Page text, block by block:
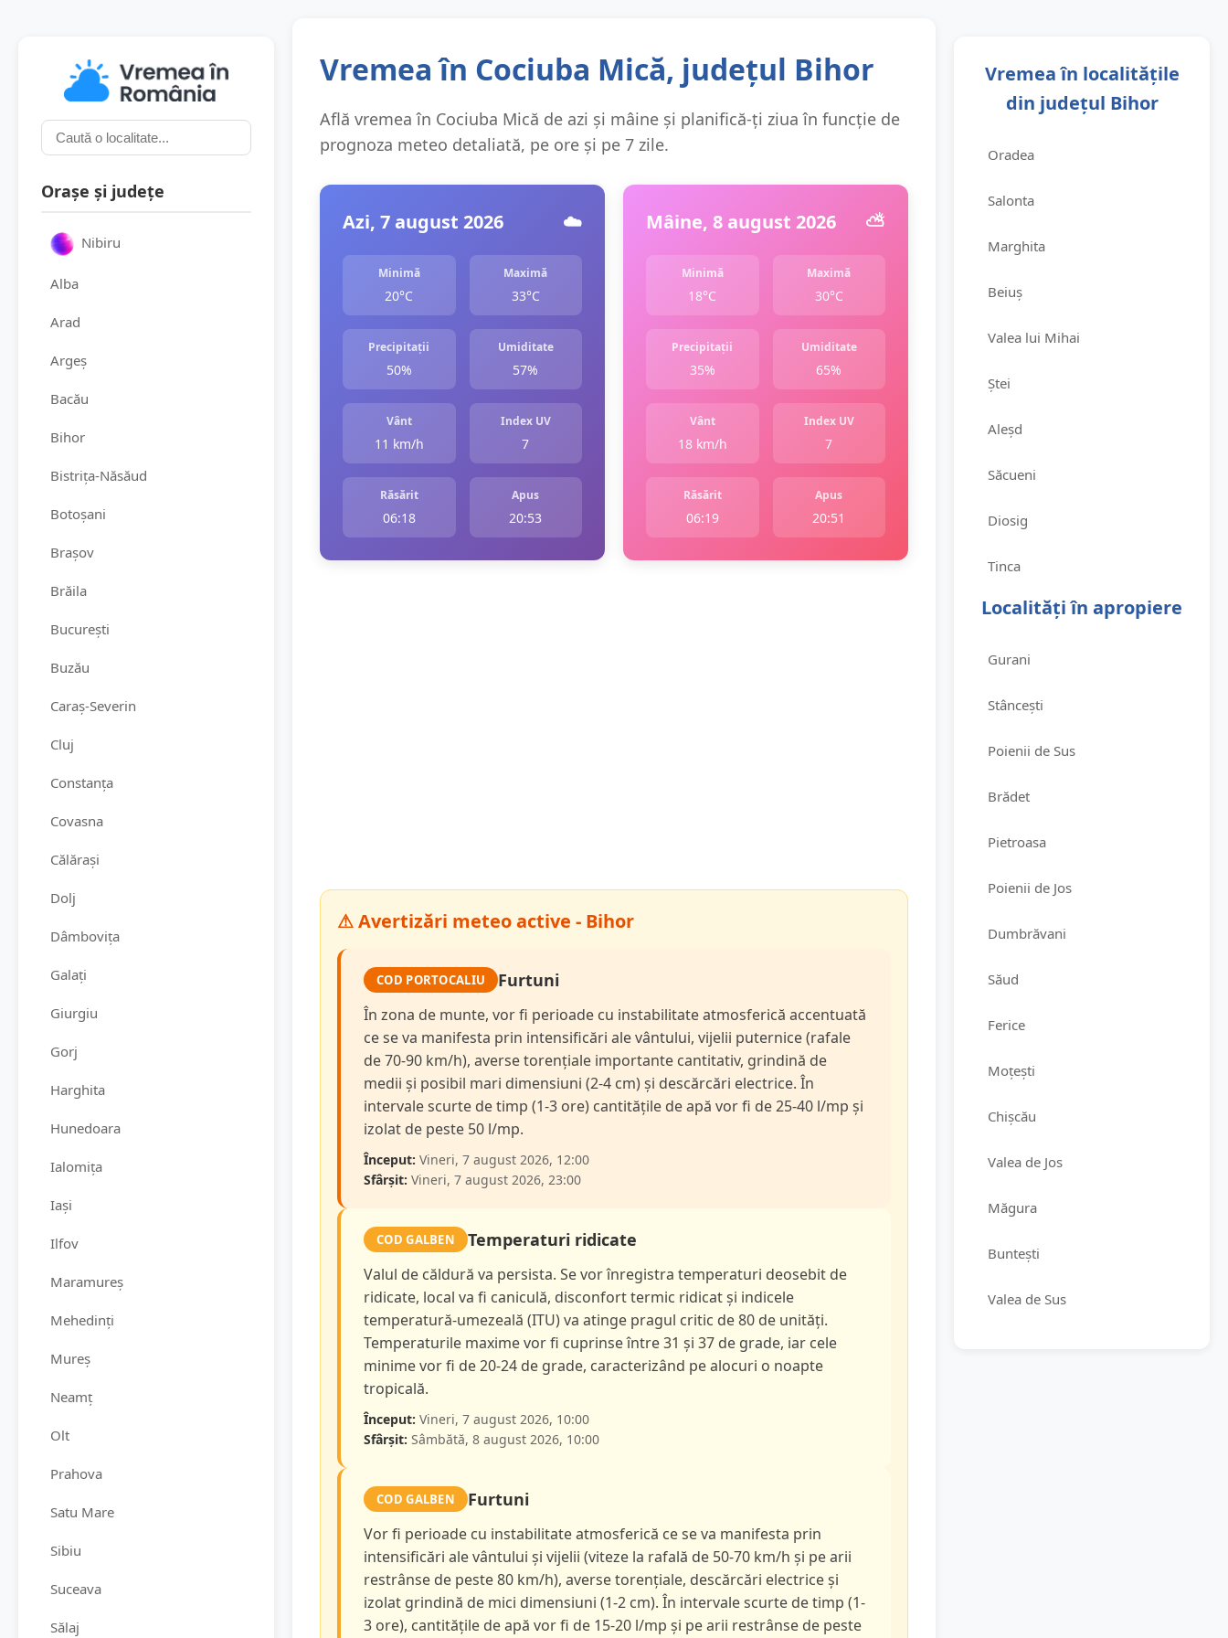
Orașe și județe
Nibiru
Alba
Arad
Argeș
Bacău
Bihor
Bistrița-Năsăud
Botoșani
Brașov
Brăila
București
Buzău
Caraș-Severin
Cluj
Constanța
Covasna
Călărași
Dolj
Dâmbovița
Galați
Giurgiu
Gorj
Harghita
Hunedoara
Ialomița
Iași
Ilfov
Maramureș
Mehedinți
Mureș
Neamț
Olt
Prahova
Satu Mare
Sibiu
Suceava
Sălaj
Vremea în Cociuba Mică, județul Bihor
Află vremea în Cociuba Mică de azi și mâine și planifică-ți ziua în funcție de
prognoza meteo detaliată, pe ore și pe 7 zile.
Azi, 7 august 2026 ☁️
Minimă
20°C
Maximă
33°C
Precipitații
50%
Umiditate
57%
Vânt
11 km/h
Index UV
7
Răsărit
06:18
Apus
20:53
Mâine, 8 august 2026 ⛅️
Minimă
18°C
Maximă
30°C
Precipitații
35%
Umiditate
65%
Vânt
18 km/h
Index UV
7
Răsărit
06:19
Apus
20:51
⚠ Avertizări meteo active - Bihor
COD PORTOCALIU Furtuni
În zona de munte, vor fi perioade cu instabilitate atmosferică accentuată
ce se va manifesta prin intensificări ale vântului, vijelii puternice (rafale
de 70-90 km/h), averse torențiale importante cantitativ, grindină de
medii și posibil mari dimensiuni (2-4 cm) și descărcări electrice. În
intervale scurte de timp (1-3 ore) cantitățile de apă vor fi de 25-40 l/mp și
izolat de peste 50 l/mp.
Început: Vineri, 7 august 2026, 12:00
Sfârșit: Vineri, 7 august 2026, 23:00
COD GALBEN Temperaturi ridicate
Valul de căldură va persista. Se vor înregistra temperaturi deosebit de
ridicate, local va fi caniculă, disconfort termic ridicat și indicele
temperatură-umezeală (ITU) va atinge pragul critic de 80 de unități.
Temperaturile maxime vor fi cuprinse între 31 și 37 de grade, iar cele
minime vor fi de 20-24 de grade, caracterizând pe alocuri o noapte
tropicală.
Început: Vineri, 7 august 2026, 10:00
Sfârșit: Sâmbătă, 8 august 2026, 10:00
COD GALBEN Furtuni
Vor fi perioade cu instabilitate atmosferică ce se va manifesta prin
intensificări ale vântului și vijelii (viteze la rafală de 50-70 km/h și pe arii
restrânse de peste 80 km/h), averse torențiale, descărcări electrice și
izolat grindină de mici dimensiuni (1-2 cm). În intervale scurte de timp (1-
3 ore), cantitățile de apă vor fi de 15-20 l/mp și pe arii restrânse de peste
Vremea în localitățile
din județul Bihor
Oradea
Salonta
Marghita
Beiuș
Valea lui Mihai
Ștei
Aleșd
Săcueni
Diosig
Tinca
Localități în apropiere
Gurani
Stâncești
Poienii de Sus
Brădet
Pietroasa
Poienii de Jos
Dumbrăvani
Săud
Ferice
Moțești
Chișcău
Valea de Jos
Măgura
Buntești
Valea de Sus